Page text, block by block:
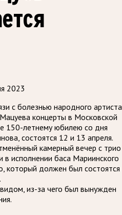
2023
с болезнью народного артиста
концерты в Московской
150-летнему юбилею со дня
состоятся 12 и 13 апреля.
камерный вечер с трио
исполнении баса Мариинского
который должен был состоятся
из-за чего был вынужден